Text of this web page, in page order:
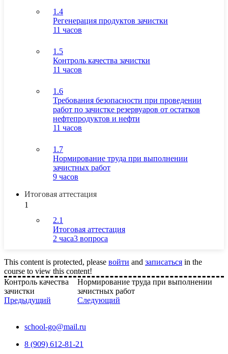
1.4
Регенерация продуктов зачистки
11 часов
1.5
Контроль качества зачистки
11 часов
1.6
Требования безопасности при проведении
работ по зачистке резервуаров от остатков
нефтепродуктов и нефти
11 часов
1.7
Нормирование труда при выполнении
зачистных работ
9 часов
Итоговая аттестация
1
2.1
Итоговая аттестация
2 часа3 вопроса
This content is protected, please войти and записаться in the
course to view this content!
Контроль качества
зачистки
Предыдущий
Нормирование труда при выполнении
зачистных работ
Следующий
school-go@mail.ru
8 (909) 612-81-21